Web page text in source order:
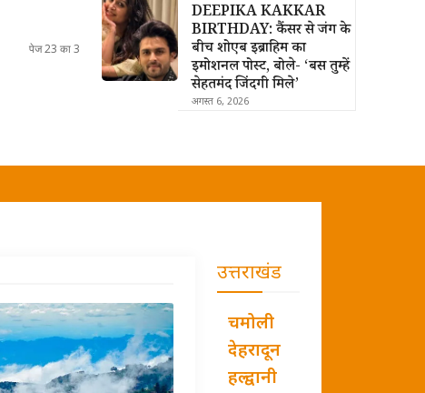
पेज 23 का 3
DEEPIKA KAKKAR
BIRTHDAY: कैंसर से जंग के
बीच शोएब इब्राहिम का
इमोशनल पोस्ट, बोले- ‘बस तुम्हें
सेहतमंद जिंदगी मिले’
अगस्त 6, 2026
उत्तराखंड
चमोली
देहरादून
हल्द्वानी